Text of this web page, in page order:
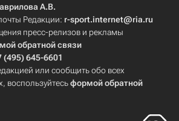
А.В.
Редакции: r-sport.internet@ria.ru
пресс-релизов и рекламы
обратной связи
(495) 645-6601
или сообщить обо всех
воспользуйтесьформой обратной